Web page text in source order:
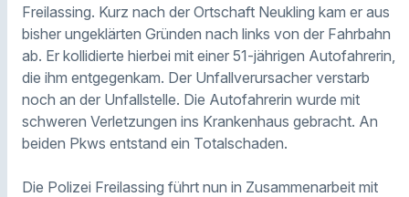
Freilassing. Kurz nach der Ortschaft Neukling kam er aus
bisher ungeklärten Gründen nach links von der Fahrbahn
ab. Er kollidierte hierbei mit einer 51-jährigen Autofahrerin,
die ihm entgegenkam. Der Unfallverursacher verstarb
noch an der Unfallstelle. Die Autofahrerin wurde mit
schweren Verletzungen ins Krankenhaus gebracht. An
beiden Pkws entstand ein Totalschaden.
Die Polizei Freilassing führt nun in Zusammenarbeit mit